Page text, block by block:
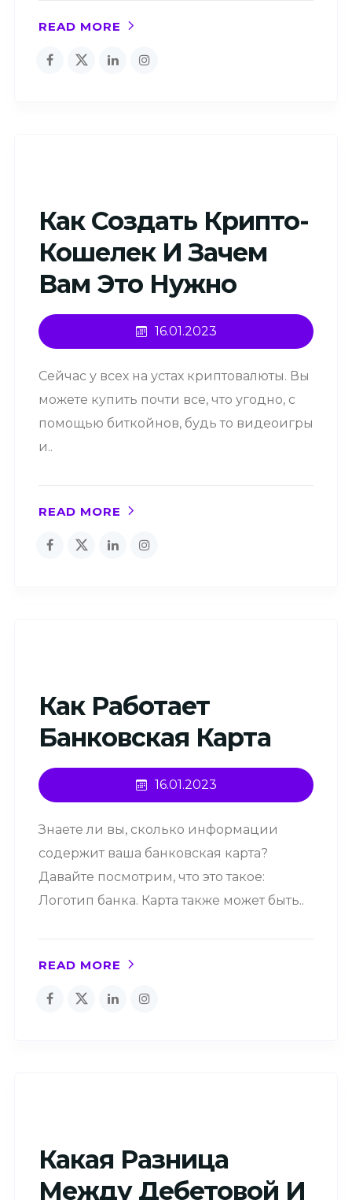
READ MORE
Как Создать Крипто-
Кошелек И Зачем
Вам Это Нужно
16.01.2023
Сейчас у всех на устах криптовалюты. Вы
можете купить почти все, что угодно, с
помощью биткойнов, будь то видеоигры
и..
READ MORE
Как Работает
Банковская Карта
16.01.2023
Знаете ли вы, сколько информации
содержит ваша банковская карта?
Давайте посмотрим, что это такое:
Логотип банка. Карта также может быть..
READ MORE
Какая Разница
Между Дебетовой И